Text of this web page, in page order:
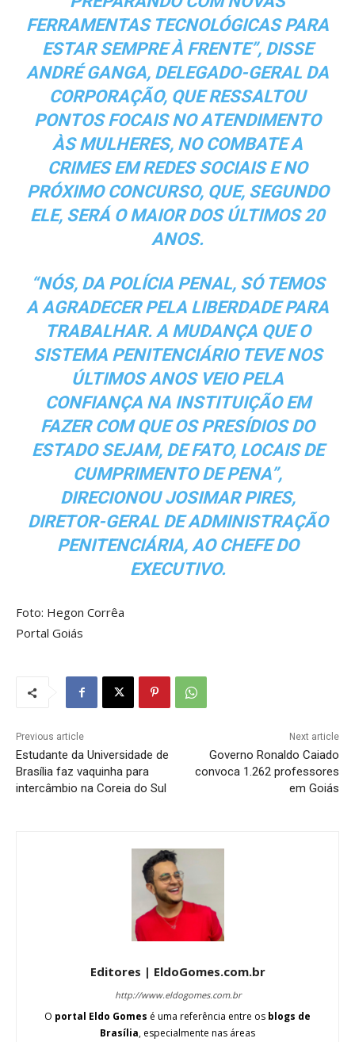
FERRAMENTAS TECNOLÓGICAS PARA
ESTAR SEMPRE À FRENTE”, DISSE
ANDRÉ GANGA, DELEGADO-GERAL DA
CORPORAÇÃO, QUE RESSALTOU
PONTOS FOCAIS NO ATENDIMENTO
ÀS MULHERES, NO COMBATE A
CRIMES EM REDES SOCIAIS E NO
PRÓXIMO CONCURSO, QUE, SEGUNDO
ELE, SERÁ O MAIOR DOS ÚLTIMOS 20
ANOS.
“NÓS, DA POLÍCIA PENAL, SÓ TEMOS
A AGRADECER PELA LIBERDADE PARA
TRABALHAR. A MUDANÇA QUE O
SISTEMA PENITENCIÁRIO TEVE NOS
ÚLTIMOS ANOS VEIO PELA
CONFIANÇA NA INSTITUIÇÃO EM
FAZER COM QUE OS PRESÍDIOS DO
ESTADO SEJAM, DE FATO, LOCAIS DE
CUMPRIMENTO DE PENA”,
DIRECIONOU JOSIMAR PIRES,
DIRETOR-GERAL DE ADMINISTRAÇÃO
PENITENCIÁRIA, AO CHEFE DO
EXECUTIVO.
Foto: Hegon Corrêa
Portal Goiás
Previous article
Estudante da Universidade de
Brasília faz vaquinha para
intercâmbio na Coreia do Sul
Next article
Governo Ronaldo Caiado
convoca 1.262 professores
em Goiás
Editores | EldoGomes.com.br
http://www.eldogomes.com.br
O portal Eldo Gomes é uma referência entre os blogs de
Brasília, especialmente nas áreas